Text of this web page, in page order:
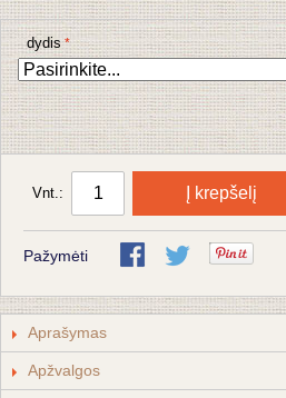
dydis
Vnt.: Į krepšelį
Pažymėti
Aprašymas
Apžvalgos